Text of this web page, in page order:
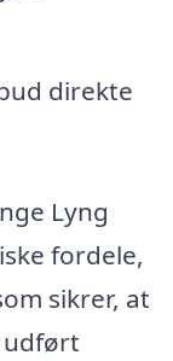
direkte
Lyng
fordele,
sikrer, at